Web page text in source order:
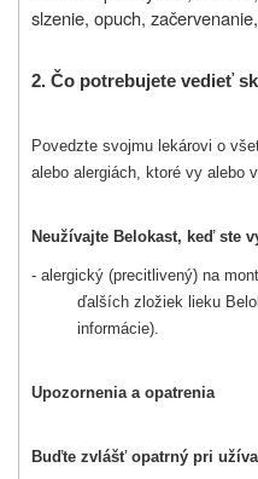
slzenie, opuch,
2. Čo potrebujete vedieť
Povedzte svojmu lekárovi o
alebo alergiách, ktoré vy alebo
Neužívajte Belokast, keď ste
- alergický (precitlivený) na
ďalších zložiek lieku
informácie).
Upozornenia a opatrenia
Buďte zvlášť opatrný pri